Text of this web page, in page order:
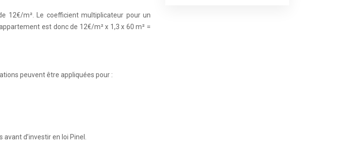
12€/m². Le coefficient multiplicateur pour un
est donc de 12€/m² x 1,3 x 60 m² =
peuvent être appliquées pour :
d’investir en loi Pinel.